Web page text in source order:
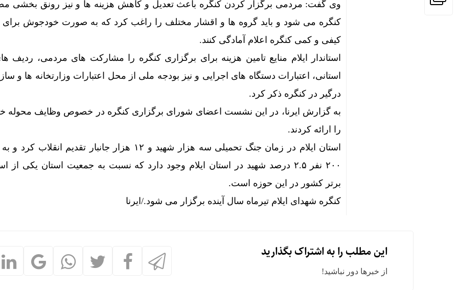
وی گفت: مردمی برگزار کردن کنگره باعث تعدیل و کاهش هزینه ها و نیز رونق بخشی
کنگره می شود و باید گروه ها و اقشار مختلف را راغب کرد که به صورت خودجوش برای
کیفی و کمی کنگره اعلام آمادگی کنند.
استاندار ایلام منایع تامین هزینه برای برگزاری کنگره را مشارکت های مردمی، ردیف
استانی، اعتبارات دستگاه های اجرایی و نیز بودجه ملی از محل اعتبارات وزارتخانه ها و
درگیر در کنگره ذکر کرد.
به گزارش ایرنا، در این نشست اعضای شورای برگزاری کنگره در خصوص وظایف محوله
را ارائه کردند.
استان ایلام در زمان جنگ تحمیلی سه هزار شهید و ۱۲ هزار جانبار تقدیم
۲۰۰ نفر ۲.۵ درصد شهید در استان ایلام وجود دارد که نسبت به جمعیت استان یکی از
برتر کشور در این حوزه است.
کنگره شهدای ایلام تیرماه سال آینده برگزار می شود./ایرنا
این مطلب را به اشتراک بگذارید
از خبرها دور نباشید!